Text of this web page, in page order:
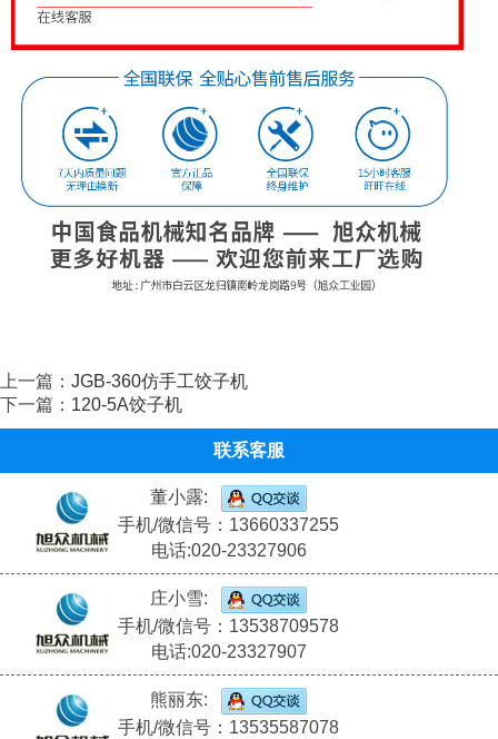
上一篇： JGB-360仿手工饺子机
下一篇： 120-5A饺子机
联系客服
董小露:
手机/微信号：13660337255
电话:020-23327906
庄小雪:
手机/微信号：13538709578
电话:020-23327907
熊丽东:
手机/微信号：13535587078